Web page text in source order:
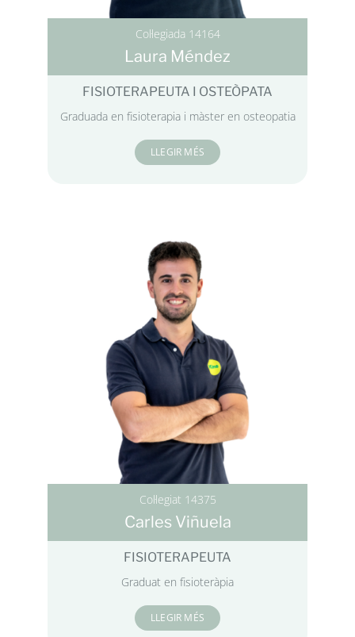
Col·legiada 14164
Laura Méndez
FISIOTERAPEUTA I OSTEÒPATA
Graduada en fisioterapia i màster en osteopatia
LLEGIR MÉS
Col·legiat 14375
Carles Viñuela
FISIOTERAPEUTA
Graduat en fisioteràpia
LLEGIR MÉS